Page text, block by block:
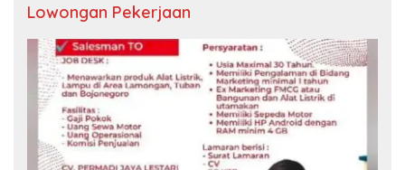
Lowongan Pekerjaan